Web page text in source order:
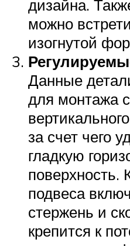
дизайна.
можно
изогнутой
Данные
для монтажа
за счет чего
гладкую
поверхность.
подвеса
стержень и
крепится к